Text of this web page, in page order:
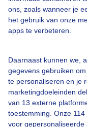
ons, zoals wanneer je
het gebruik van onze
apps te verbeteren.
Daarnaast kunnen we,
gegevens gebruiken
te personaliseren en je
marketingdoeleinden
van 13 externe
toestemming. Onze
voor
Veelgestelde
Contact
Adverteren
Buienradar Team
Privacy beleid